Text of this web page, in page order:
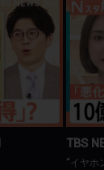
TBS
“イヤホ